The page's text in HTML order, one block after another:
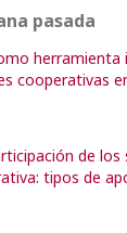
pasada
herramienta
cooperativas
de los
tipos de